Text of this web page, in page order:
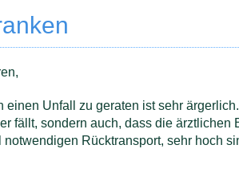
einen Unfall zu geraten ist sehr
fällt, sondern auch, dass die
Rücktransport, sehr hoch